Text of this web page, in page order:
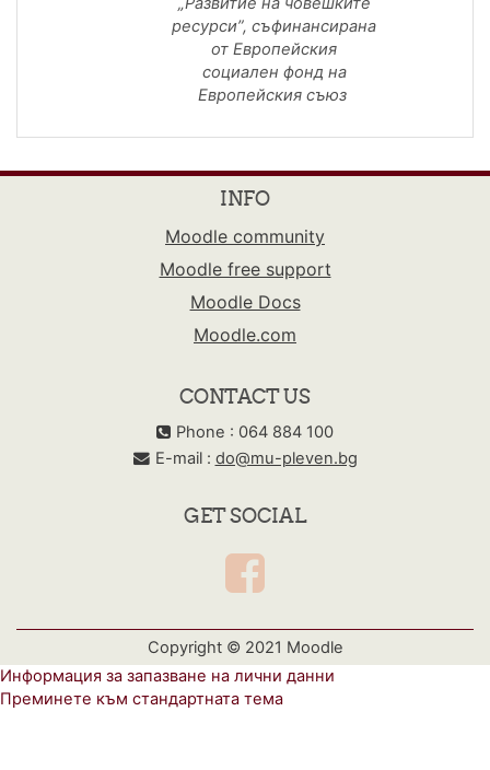
ресурси”, съфинансирана
от Европейския
социален фонд на
Европейския съюз
INFO
Moodle community
Moodle free support
Moodle Docs
Moodle.com
CONTACT US
Phone : 064 884 100
E-mail : do@mu-pleven.bg
GET SOCIAL
Copyright © 2021 Moodle
Информация за запазване на лични данни
Преминете към стандартната тема